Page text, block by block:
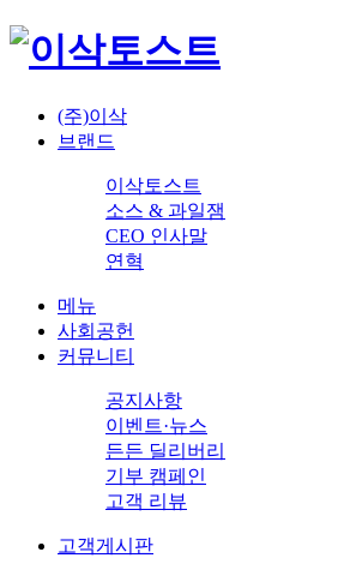
(주)이삭
브랜드
이삭토스트
소스 & 과일잼
CEO 인사말
연혁
메뉴
사회공헌
커뮤니티
공지사항
이벤트·뉴스
든든 딜리버리
기부 캠페인
고객 리뷰
고객게시판